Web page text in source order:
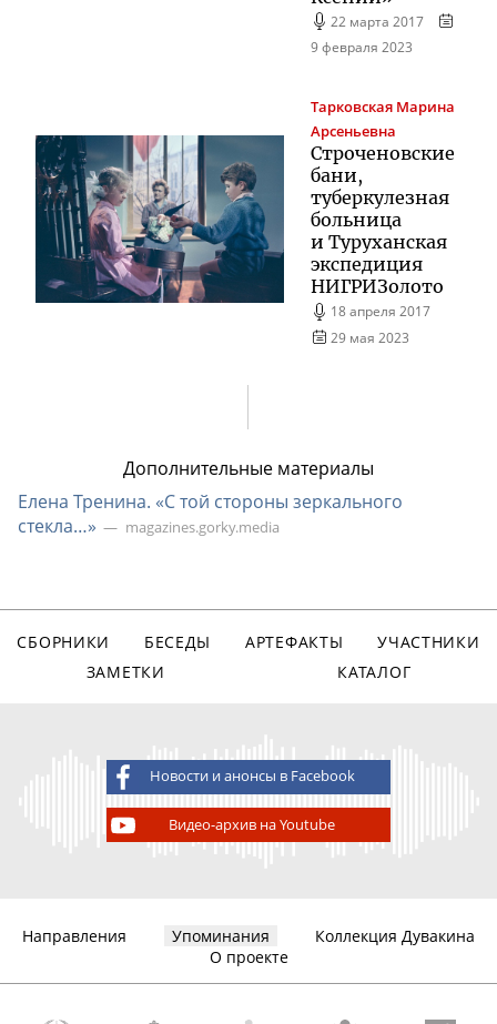
22 марта 2017
9 февраля 2023
Тарковская Марина
Арсеньевна
Строченовские
бани,
туберкулезная
больница
и Туруханская
экспедиция
НИГРИЗолото
18 апреля 2017
29 мая 2023
Дополнительные материалы
Елена Тренина. «С той стороны зеркального
стекла…»
magazines.gorky.media
СБОРНИКИ БЕСЕДЫ АРТЕФАКТЫ
УЧАСТНИКИ
ЗАМЕТКИ
КАТАЛОГ
Новости и анонсы в Facebook
Видео-архив на Youtube
Направления Упоминания
Коллекция Дувакина
О проекте